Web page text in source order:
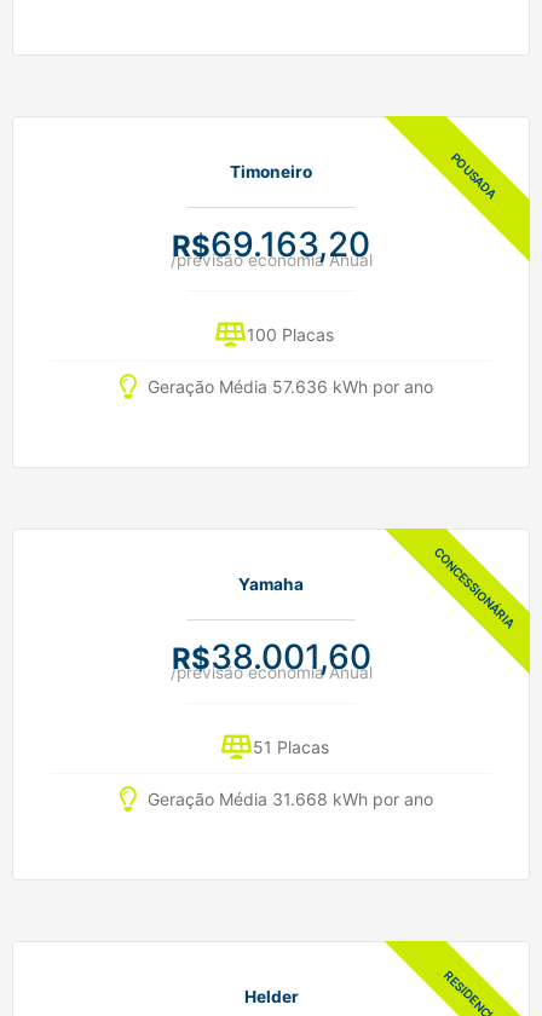
Timoneiro
R$69.163,20
/previsão economia Anual
100 Placas
Geração Média 57.636 kWh por ano
Yamaha
R$38.001,60
/previsão economia Anual
51 Placas
Geração Média 31.668 kWh por ano
Helder